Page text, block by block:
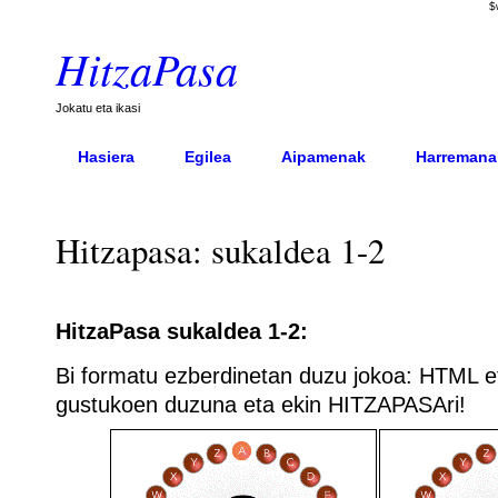
HitzaPasa
Jokatu eta ikasi
Hasiera Egilea Aipamenak Harremana
Hitzapasa: sukaldea 1-2
HitzaPasa sukaldea 1-2:
Bi formatu ezberdinetan duzu jokoa: HTML
gustukoen duzuna eta ekin HITZAPASAri!